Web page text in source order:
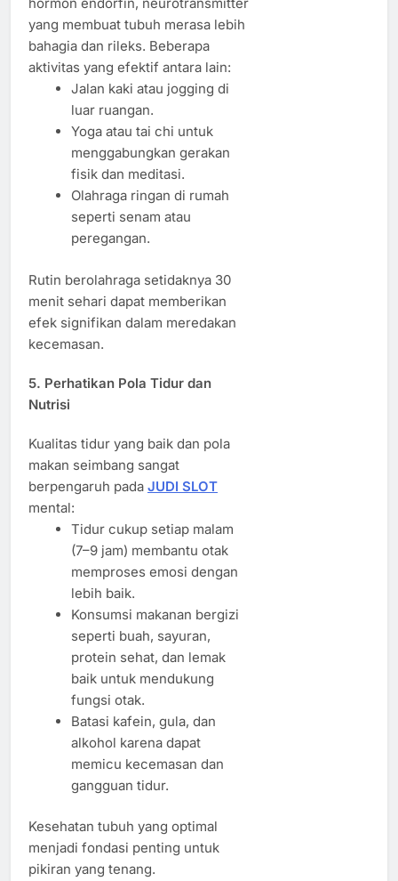
hormon endorfin, neurotransmitter
yang membuat tubuh merasa lebih
bahagia dan rileks. Beberapa
aktivitas yang efektif antara lain:
Jalan kaki atau jogging di
luar ruangan.
Yoga atau tai chi untuk
menggabungkan gerakan
fisik dan meditasi.
Olahraga ringan di rumah
seperti senam atau
peregangan.
Rutin berolahraga setidaknya 30
menit sehari dapat memberikan
efek signifikan dalam meredakan
kecemasan.
5. Perhatikan Pola Tidur dan
Nutrisi
Kualitas tidur yang baik dan pola
makan seimbang sangat
berpengaruh pada JUDI SLOT
mental:
Tidur cukup setiap malam
(7–9 jam) membantu otak
memproses emosi dengan
lebih baik.
Konsumsi makanan bergizi
seperti buah, sayuran,
protein sehat, dan lemak
baik untuk mendukung
fungsi otak.
Batasi kafein, gula, dan
alkohol karena dapat
memicu kecemasan dan
gangguan tidur.
Kesehatan tubuh yang optimal
menjadi fondasi penting untuk
pikiran yang tenang.